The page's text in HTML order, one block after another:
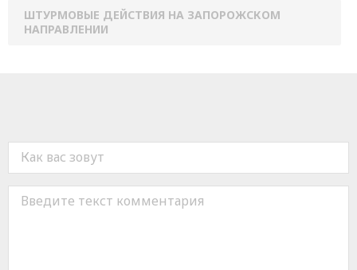
ШТУРМОВЫЕ ДЕЙСТВИЯ НА ЗАПОРОЖСКОМ
НАПРАВЛЕНИИ